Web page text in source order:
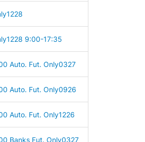
9:00-17:35
Auto. Fut. Only0327
Auto. Fut. Only0926
Auto. Fut. Only1226
Banks Fut. Only0327